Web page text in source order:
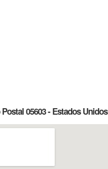
05603 - Estados Unidos